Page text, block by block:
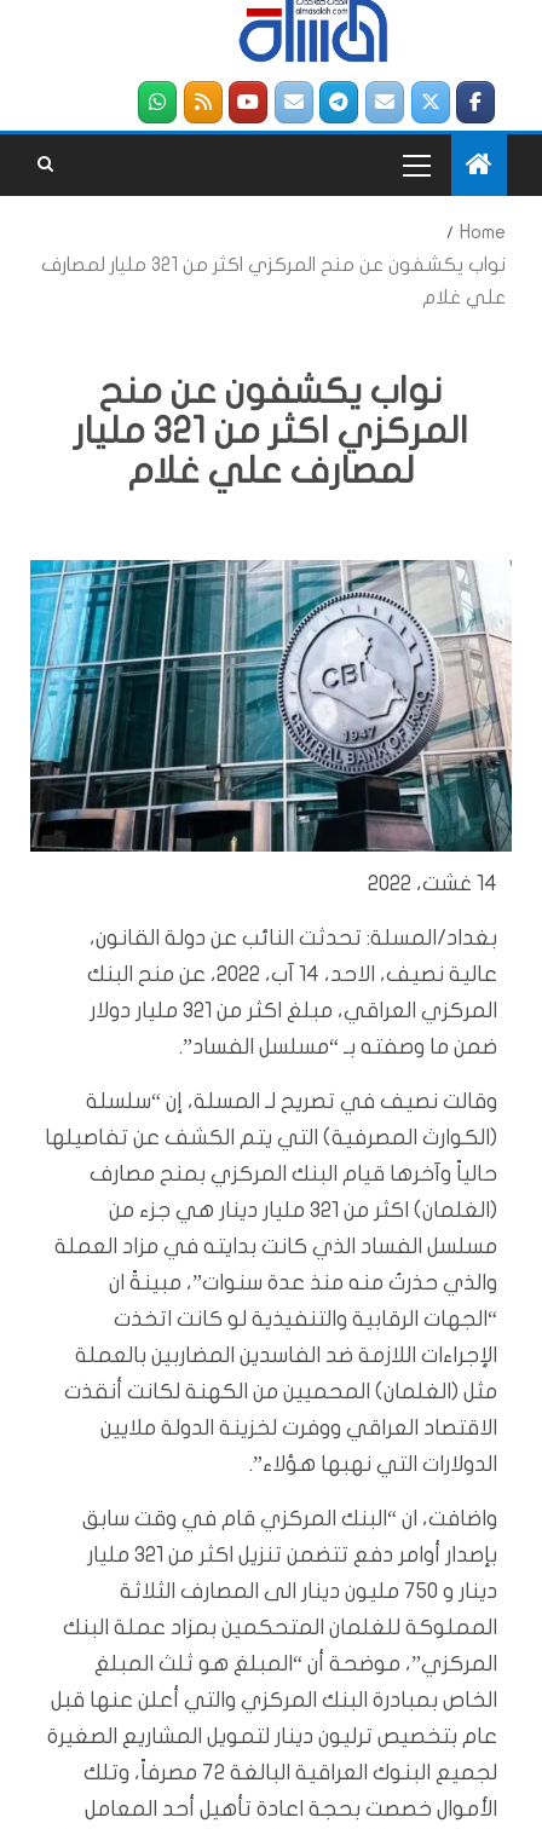
Home
نواب يكشفون عن منح المركزي اكثر من 321 مليار لمصارف
علي غلام
نواب يكشفون عن منح
المركزي اكثر من 321 مليار
لمصارف علي غلام
14 غشت، 2022
بغداد/المسلة: تحدثت النائب عن دولة القانون،
عالية نصيف، الاحد، 14 آب، 2022، عن منح البنك
المركزي العراقي، مبلغ اكثر من 321 مليار دولار
ضمن ما وصفته بـ “مسلسل الفساد”.
وقالت نصيف في تصريح لـ المسلة، إن “سلسلة
(الكوارث المصرفية) التي يتم الكشف عن تفاصيلها
حالياً وآخرها قيام البنك المركزي بمنح مصارف
(الغلمان) اكثر من 321 مليار دينار هي جزء من
مسلسل الفساد الذي كانت بدايته في مزاد العملة
والذي حذرتُ منه منذ عدة سنوات”، مبينةً ان
“الجهات الرقابية والتنفيذية لو كانت اتخذت
الإجراءات اللازمة ضد الفاسدين المضاربين بالعملة
مثل (الغلمان) المحميين من الكهنة لكانت أنقذت
الاقتصاد العراقي ووفرت لخزينة الدولة ملايين
الدولارات التي نهبها هؤلاء”.
واضافت، ان “البنك المركزي قام في وقت سابق
بإصدار أوامر دفع تتضمن تنزيل اكثر من 321 مليار
دينار و 750 مليون دينار الى المصارف الثلاثة
المملوكة للغلمان المتحكمين بمزاد عملة البنك
المركزي”، موضحة أن “المبلغ هو ثلث المبلغ
الخاص بمبادرة البنك المركزي والتي أعلن عنها قبل
عام بتخصيص ترليون دينار لتمويل المشاريع الصغيرة
لجميع البنوك العراقية البالغة 72 مصرفاً، وتلك
الأموال خصصت بحجة اعادة تأهيل أحد المعامل